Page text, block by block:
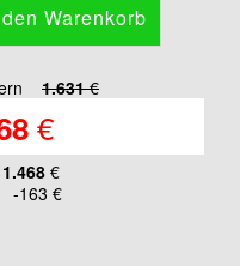
1.631€
€
1.468 €
-163 €